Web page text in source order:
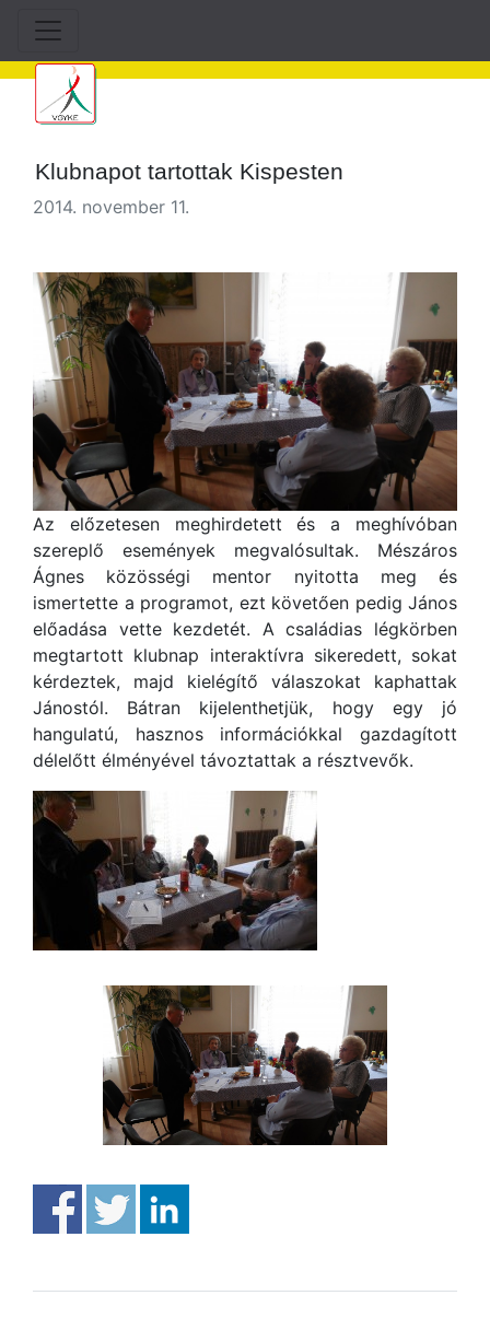
Klubnapot tartottak Kispesten
2014. november 11.
Az előzetesen meghirdetett és a meghívóban
szereplő események megvalósultak. Mészáros
Ágnes közösségi mentor nyitotta meg és
ismertette a programot, ezt követően pedig János
előadása vette kezdetét. A családias légkörben
megtartott klubnap interaktívra sikeredett, sokat
kérdeztek, majd kielégítő válaszokat kaphattak
Jánostól. Bátran kijelenthetjük, hogy egy jó
hangulatú, hasznos információkkal gazdagított
délelőtt élményével távoztattak a résztvevők.